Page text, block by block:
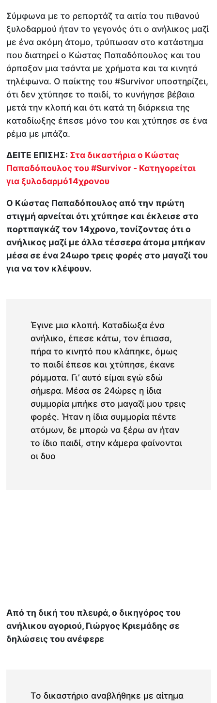
Σύμφωνα με το ρεπορτάζ τα αιτία του πιθανού
ξυλοδαρμού ήταν το γεγονός ότι ο ανήλικος μαζί
με ένα ακόμη άτομο, τρύπωσαν στο κατάστημα
που διατηρεί ο Κώστας Παπαδόπουλος και του
άρπαξαν μια τσάντα με χρήματα και τα κινητά
τηλέφωνα. Ο παίκτης του #Survivor υποστηρίζει,
ότι δεν χτύπησε το παιδί, το κυνήγησε βέβαια
μετά την κλοπή και ότι κατά τη διάρκεια της
καταδίωξης έπεσε μόνο του και χτύπησε σε ένα
ρέμα με μπάζα.
ΔΕΙΤΕ ΕΠΙΣΗΣ: Στα δικαστήρια ο Κώστας
Παπαδόπουλος του #Survivor - Κατηγορείται
για ξυλοδαρμό14χρονου
Ο Κώστας Παπαδόπουλος από την πρώτη
στιγμή αρνείται ότι χτύπησε και έκλεισε στο
πορτπαγκάζ τον 14χρονο, τονίζοντας ότι ο
ανήλικος μαζί με άλλα τέσσερα άτομα μπήκαν
μέσα σε ένα 24ωρο τρεις φορές στο μαγαζί του
για να τον κλέψουν.
Έγινε μια κλοπή. Καταδίωξα ένα
ανήλικο, έπεσε κάτω, τον έπιασα,
πήρα το κινητό που κλάπηκε, όμως
το παιδί έπεσε και χτύπησε, έκανε
ράμματα. Γι’ αυτό είμαι εγώ εδώ
σήμερα. Μέσα σε 24ώρες η ίδια
συμμορία μπήκε στο μαγαζί μου τρεις
φορές. Ήταν η ίδια συμμορία πέντε
ατόμων, δε μπορώ να ξέρω αν ήταν
το ίδιο παιδί, στην κάμερα φαίνονται
οι δυο
Από τη δική του πλευρά, ο δικηγόρος του
ανήλικου αγοριού, Γιώργος Κριεμάδης σε
δηλώσεις του ανέφερε
Tο δικαστήριο αναβλήθηκε με αίτημα